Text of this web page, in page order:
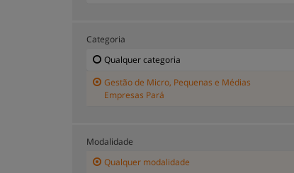
Categoria
Qualquer categoria
Gestão de Micro, Pequenas e Médias
Empresas Pará
Modalidade
Qualquer modalidade